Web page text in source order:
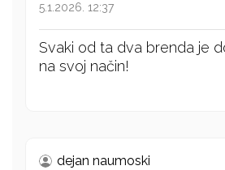
5.1.2026. 12:37
Svaki od ta dva brenda je
na svoj način!
dejan naumoski